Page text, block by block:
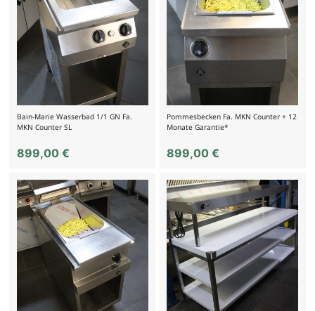
Bain-Marie Wasserbad 1/1 GN Fa.
MKN Counter SL
899,00 €
Pommesbecken Fa. MKN Counter + 12
Monate Garantie*
899,00€